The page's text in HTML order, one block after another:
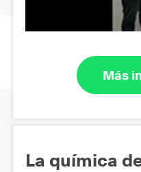
Más
La química